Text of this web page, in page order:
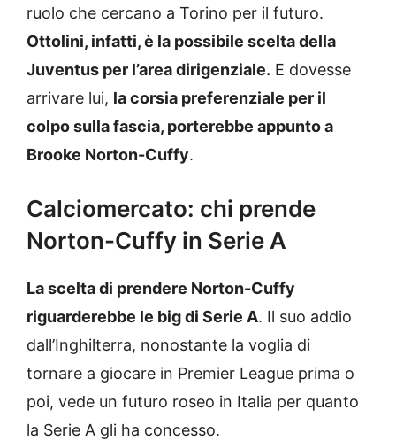
ruolo che cercano a Torino per il futuro.
Ottolini, infatti, è la possibile scelta della
Juventus per l’area dirigenziale. E dovesse
arrivare lui, la corsia preferenziale per il
colpo sulla fascia, porterebbe appunto a
Brooke Norton-Cuffy.
Calciomercato: chi prende
Norton-Cuffy in Serie A
La scelta di prendere Norton-Cuffy
riguarderebbe le big di Serie A. Il suo addio
dall’Inghilterra, nonostante la voglia di
tornare a giocare in Premier League prima o
poi, vede un futuro roseo in Italia per quanto
la Serie A gli ha concesso.